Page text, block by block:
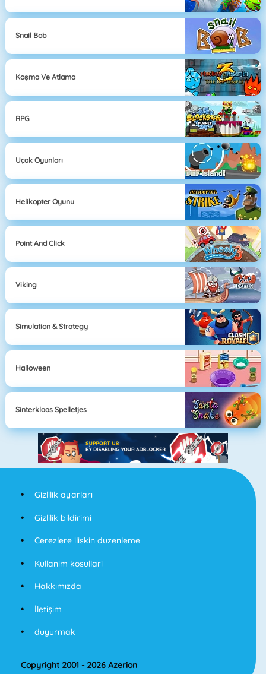
Snail Bob
Koşma Ve Atlama
RPG
Uçak Oyunları
Helikopter Oyunu
Point And Click
Viking
Simulation & Strategy
Halloween
Sinterklaas Spelletjes
Gizlilik ayarları
Gizlilik bildirimi
Cerezlere iliskin duzenleme
Kullanim kosullari
Hakkımızda
İletişim
duyurmak
Copyright 2001 - 2026 Azerion